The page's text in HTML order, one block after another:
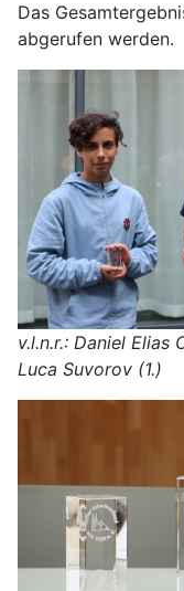
Das
abgerufen werden.
v.l.n.r.: Daniel Elias
Luca Suvorov (1.)